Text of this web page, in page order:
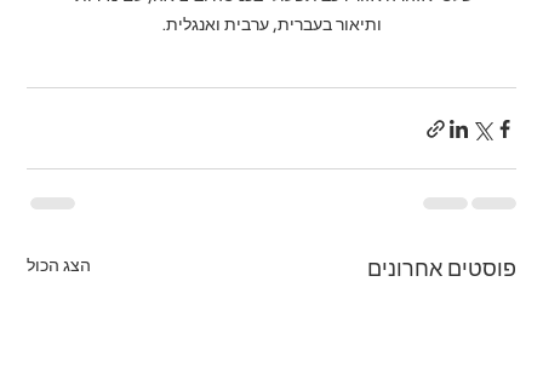
ותיאור בעברית, ערבית ואנגלית.
פוסטים אחרונים הצג הכול